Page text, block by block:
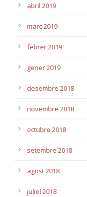
abril 2019
març 2019
febrer 2019
gener 2019
desembre 2018
novembre 2018
octubre 2018
setembre 2018
agost 2018
juliol 2018